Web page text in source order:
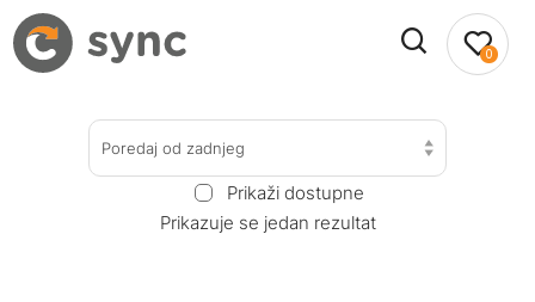
0
Poredaj od zadnjeg
Prikaži dostupne
Prikazuje se jedan rezultat